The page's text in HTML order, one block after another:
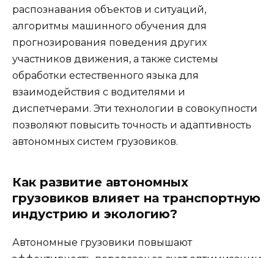
распознавания объектов и ситуаций,
алгоритмы машинного обучения для
прогнозирования поведения других
участников движения, а также системы
обработки естественного языка для
взаимодействия с водителями и
диспетчерами. Эти технологии в совокупности
позволяют повысить точность и адаптивность
автономных систем грузовиков.
Как развитие автономных
грузовиков влияет на транспортную
индустрию и экологию?
Автономные грузовики повышают